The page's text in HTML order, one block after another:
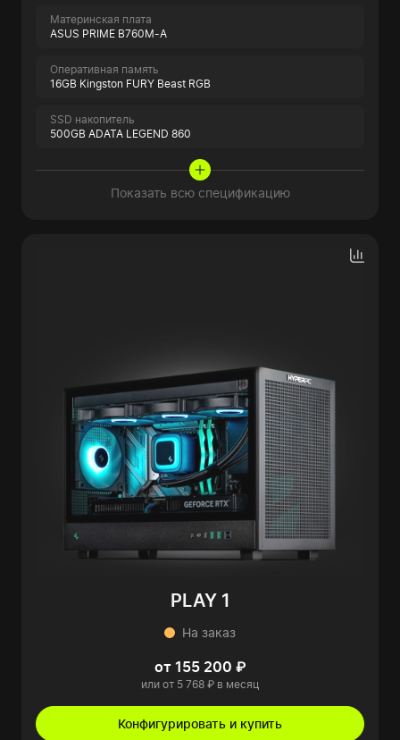
Материнская плата
ASUS PRIME B760M-A
Оперативная память
16GB Kingston FURY Beast RGB
SSD накопитель
500GB ADATA LEGEND 860
Показать всю спецификацию
PLAY 1
На заказ
от 155 200 ₽
или от 5 768 ₽ в месяц
Конфигурировать и купить